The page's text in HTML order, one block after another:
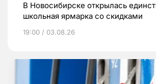
В Новосибирске открылась
школьная ярмарка со скидками
19:00 / 03.08.26